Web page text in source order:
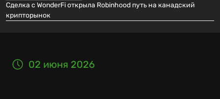
Сделка с WonderFi открыла Robinhood путь на канадский
крипторынок
02 июня 2026